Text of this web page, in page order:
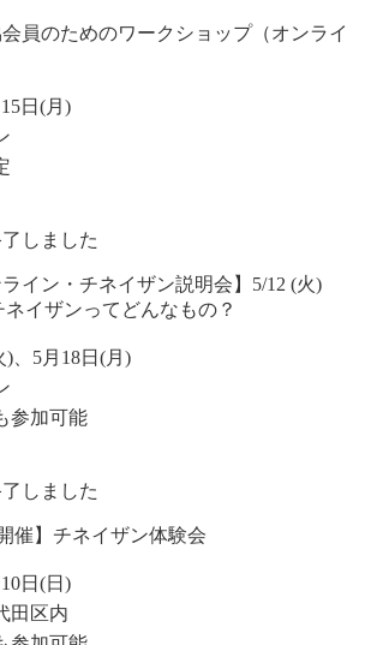
員のためのワークショップ（オンライ
日(月)
しました
ライン・チネイザン説明会】5/12 (火)
ネイザンってどんなもの？
)、5月18日(月)
参加可能
しました
催】チネイザン体験会
日(日)
田区内